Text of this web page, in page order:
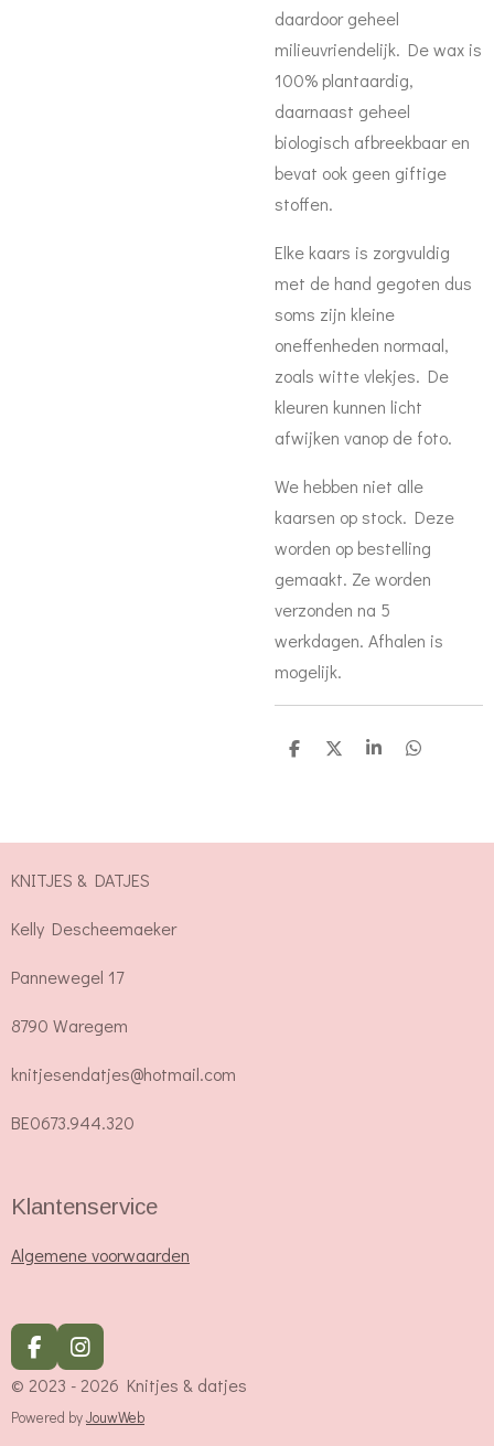
daardoor geheel
milieuvriendelijk. De wax is
100% plantaardig,
daarnaast geheel
biologisch afbreekbaar en
bevat ook geen giftige
stoffen.
Elke kaars is zorgvuldig
met de hand gegoten dus
soms zijn kleine
oneffenheden normaal,
zoals witte vlekjes. De
kleuren kunnen licht
afwijken vanop de foto.
We hebben niet alle
kaarsen op stock. Deze
worden op bestelling
gemaakt. Ze worden
verzonden na 5
werkdagen. Afhalen is
mogelijk.
D
D
S
D
KNITJES & DATJES
Kelly Descheemaeker
Pannewegel 17
8790 Waregem
knitjesendatjes@hotmail.com
BE0673.944.320
Klantenservice
Algemene voorwaarden
F
a
c
e
I
n
s
t
© 2023 - 2026 Knitjes & datjes
Powered byJouwWeb